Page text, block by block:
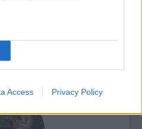
Access Privacy Policy